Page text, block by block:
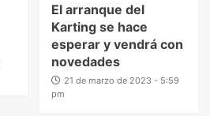
El arranque del
Karting se hace
esperar y vendrá con
novedades
21 de marzo de 2023 - 5:59
pm